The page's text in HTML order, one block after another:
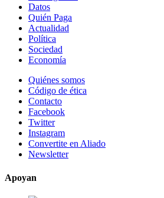
Datos
Quién Paga
Actualidad
Política
Sociedad
Economía
Quiénes somos
Código de ética
Contacto
Facebook
Twitter
Instagram
Convertite en Aliado
Newsletter
Apoyan